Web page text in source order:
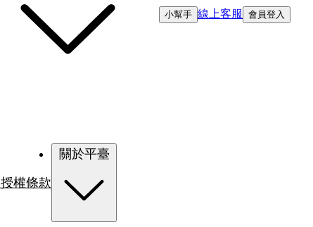
小幫手 線上客服 會員登入
授權條款